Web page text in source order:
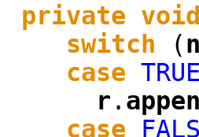
private void
switch (
case TRUE
r .
case